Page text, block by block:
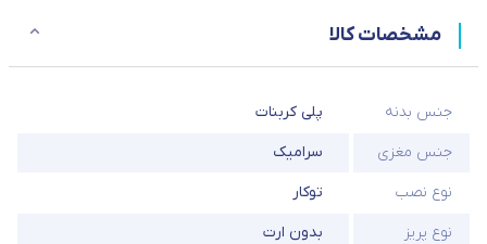
مشخصات کالا
جنس بدنه
پلی کربنات
جنس مغزی
سرامیک
نوع نصب
توکار
نوع پریز
بدون ارت